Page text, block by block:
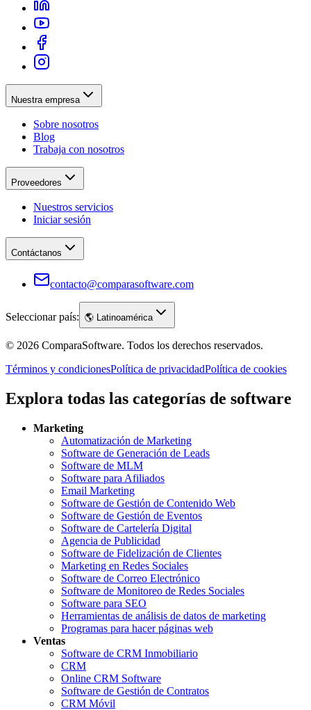
Nuestra empresa
Sobre nosotros
Blog
Trabaja con nosotros
Proveedores
Nuestros servicios
Iniciar sesión
Contáctanos
contacto@comparasoftware.com
Seleccionar país: 🌎 Latinoamérica
© 2026 ComparaSoftware. Todos los derechos reservados.
Términos y condicionesPolítica de privacidadPolítica de cookies
Explora todas las categorías de software
Marketing
Automatización de Marketing
Software de Generación de Leads
Software de MLM
Software para Afiliados
Email Marketing
Software de Gestión de Contenido Web
Software de Gestión de Eventos
Software de Cartelería Digital
Agencia de Publicidad
Software de Fidelización de Clientes
Marketing en Redes Sociales
Software de Correo Electrónico
Software de Monitoreo de Redes Sociales
Software para SEO
Herramientas de análisis de datos de marketing
Programas para hacer páginas web
Ventas
Software de CRM Inmobiliario
CRM
Online CRM Software
Software de Gestión de Contratos
CRM Móvil